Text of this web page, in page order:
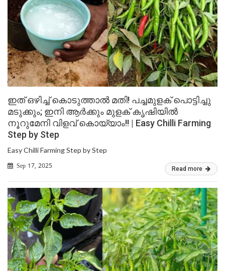
ഇത് ഒഴിച്ച് കൊടുത്താൽ മതി! പച്ചമുളക് പൊട്ടിച്ചു
മടുക്കും; ഇനി ആർക്കും മുളക് കൃഷിയിൽ
നൂറുമേനി വിളവ് കൊയ്യാം!! | Easy Chilli Farming
Step by Step
Easy Chilli Farming Step by Step
Sep 17, 2025 Read more